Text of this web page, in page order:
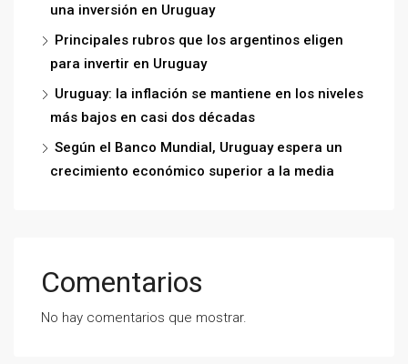
una inversión en Uruguay
Principales rubros que los argentinos eligen
para invertir en Uruguay
Uruguay: la inflación se mantiene en los niveles
más bajos en casi dos décadas
Según el Banco Mundial, Uruguay espera un
crecimiento económico superior a la media
Comentarios
No hay comentarios que mostrar.